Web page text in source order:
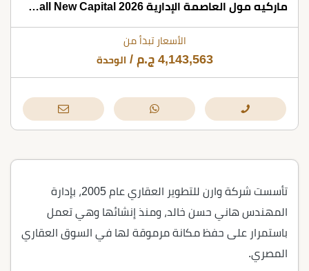
ماركيه مول العاصمة الإدارية 2026 Marquee Mall New Capital
الأسعار تبدأ من
4,143,563 ج.م / الوحدة
تأسست شركة وارن للتطوير العقاري عام 2005، بإدارة
المهندس هاني حسن خالد، ومنذ إنشائها وهي تعمل
باستمرار على حفظ مكانة مرموقة لها في السوق العقاري
المصري.